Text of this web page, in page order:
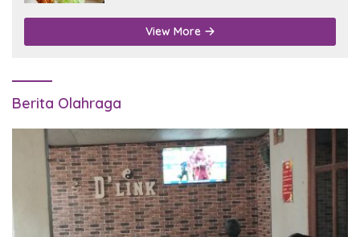
View More
Berita Olahraga